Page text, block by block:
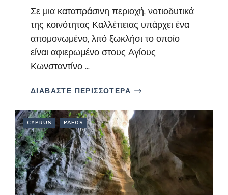
Σε μια καταπράσινη περιοχή, νοτιοδυτικά
της κοινότητας Καλλέπειας υπάρχει ένα
απομονωμένο, λιτό ξωκλήσι το οποίο
είναι αφιερωμένο στους Αγίους
Κωνσταντίνο ...
ΔΙΑΒΑΣΤΕ ΠΕΡΙΣΣΟΤΕΡΑ
CYPRUS PAFOS